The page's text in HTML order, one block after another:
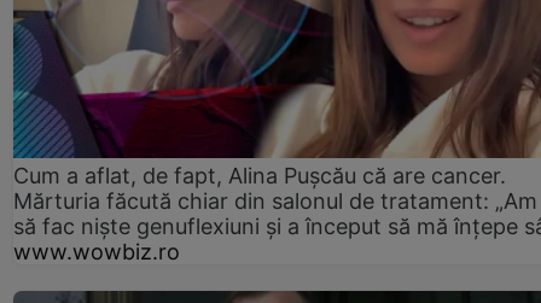
Cum a aflat, de fapt, Alina Pușcău că are cancer.
Mărturia făcută chiar din salonul de tratament:
să fac niște genuflexiuni și a început să mă înțepe
www.wowbiz.ro